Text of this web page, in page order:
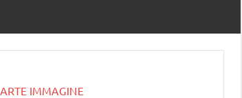
ARTE IMMAGINE